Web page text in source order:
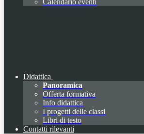
Calendario eventi
Didattica
Panoramica
Offerta formativa
Info didattica
I progetti delle classi
Libri di testo
Contatti rilevanti